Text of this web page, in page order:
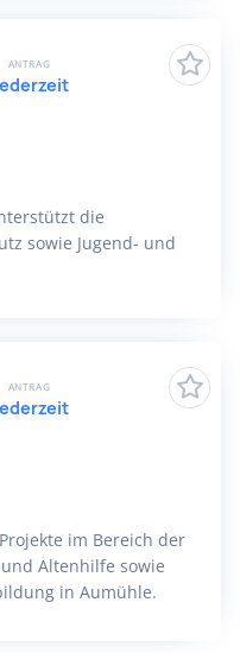
die
sowie Jugend- und
ANTRAG
im Bereich der
Altenhilfe sowie
in Aumühle.
ANTRAG